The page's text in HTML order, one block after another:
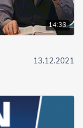
14:33
13.12.2021